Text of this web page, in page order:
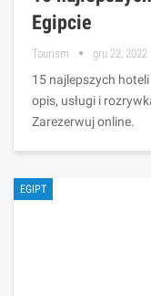
Egipcie
Tourism gru 22, 2022
15 najlepszych
opis, usługi i
Zarezerwuj online.
EGIPT